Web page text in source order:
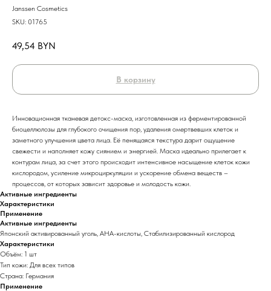
Janssen Cosmetics
SKU: 01765
49,54 BYN
В корзину
Инновационная тканевая детокс-маска, изготовленная из ферментированной
биоцеллюлозы для глубокого очищения пор, удаления омертвевших клеток и
заметного улучшения цвета лица. Её пенящаяся текстура дарит ощущение
свежести и наполняет кожу сиянием и энергией. Маска идеально прилегает к
контурам лица, за счет этого происходит интенсивное насыщение клеток кожи
кислородом, усиление микроциркуляции и ускорение обмена веществ –
процессов, от которых зависит здоровье и молодость кожи.
Активные ингредиенты
Характеристики
Применение
Активные ингредиенты
Японский активированный уголь, AHA-кислоты, Стабилизированный кислород
Характеристики
Объём: 1 шт
Тип кожи: Для всех типов
Страна: Германия
Применение